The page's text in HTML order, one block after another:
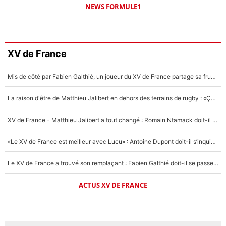
NEWS FORMULE1
XV de France
Mis de côté par Fabien Galthié, un joueur du XV de France partage sa frustration : «ils ne me l’ont pas dit tout de suite»
La raison d'être de Matthieu Jalibert en dehors des terrains de rugby : «Ça m'atteint autant que si tu touches à un membre de ma famille»
XV de France - Matthieu Jalibert a tout changé : Romain Ntamack doit-il s’inquiéter pour sa place à un an de la Coupe du monde ?
«Le XV de France est meilleur avec Lucu» : Antoine Dupont doit-il s’inquiéter pour sa place ?
Le XV de France a trouvé son remplaçant : Fabien Galthié doit-il se passer d'Antoine Dupont ?
ACTUS XV DE FRANCE